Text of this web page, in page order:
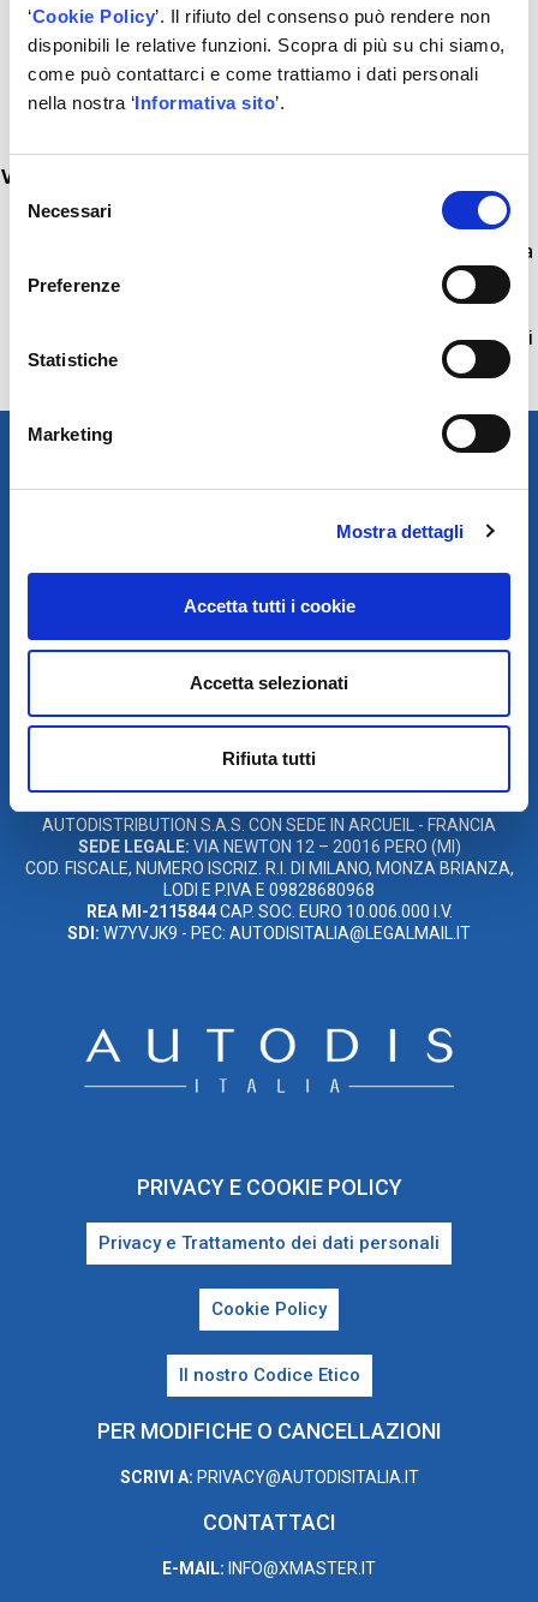
‘Cookie Policy’. Il rifiuto del consenso può rendere non
disponibili le relative funzioni. Scopra di più su chi siamo,
come può contattarci e come trattiamo i dati personali
nella nostra ‘Informativa sito’.
Selezione
delNecessari
Preferenze
Statistiche
Marketing
Mostra dettagli
Accetta tutti i cookie
Accetta selezionati
Rifiuta tutti
Cinghia dentata
Rullo tendicinghia, puleggia di rinvio / di guida,
ammortizzatore serraggio
Minuteria quali viti, dadi e molle
Vantaggi
Tutti i pezzi necessari in una scatola
Cinghia dentata in pregiata gomma sintetica e trama
di poliammide resistente, con tiranti in fibra di vetro
con attorcigliamento destrorso / sinistrorso
Assortimento completo: disponibile per oltre il 95% di
tutti i tipi di veicoli europei
SCARICA IL PROGRAMMA
© 2021
AUTODISTRIBUTION S.A.S. CON SEDE IN ARCUEIL - FRANCIA
SEDE LEGALE: VIA NEWTON 12 – 20016 PERO (MI)
COD. FISCALE, NUMERO ISCRIZ. R.I. DI MILANO, MONZA BRIANZA,
LODI E P.IVA E 09828680968
REA MI-2115844CAP. SOC. EURO 10.006.000 I.V.
SDI: W7YVJK9 - PEC: AUTODISITALIA@LEGALMAIL.IT
PRIVACY E COOKIE POLICY
Privacy e Trattamento dei dati personali
Cookie Policy
Il nostro Codice Etico
PER MODIFICHE O CANCELLAZIONI
SCRIVI A: PRIVACY@AUTODISITALIA.IT
CONTATTACI
E-MAIL: INFO@XMASTER.IT